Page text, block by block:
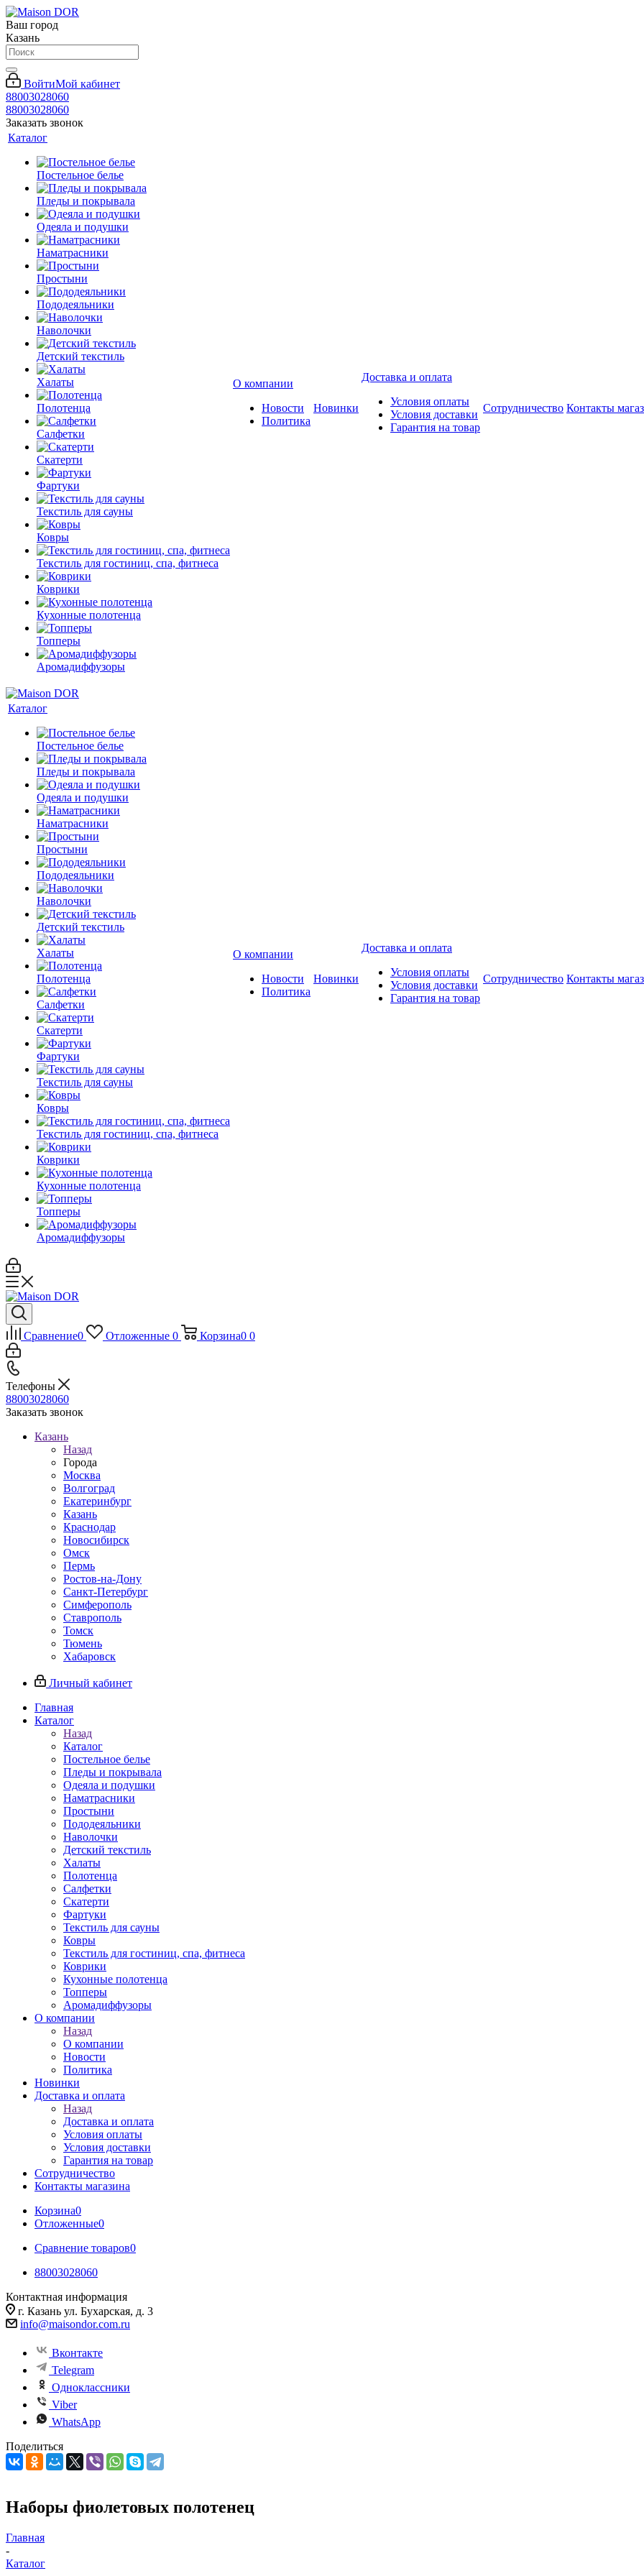
Ваш город
Казань
ВойтиМой кабинет
88003028060
88003028060
Заказать звонок
Каталог
Постельное белье
Пледы и покрывала
Одеяла и подушки
Наматрасники
Простыни
Пододеяльники
Наволочки
Детский текстиль
Халаты
Полотенца
Салфетки
Скатерти
Фартуки
Текстиль для сауны
Ковры
Текстиль для гостиниц, спа, фитнеса
Коврики
Кухонные полотенца
Топперы
Аромадиффузоры
О компании
Новости
Политика
Новинки
Доставка и оплата
Условия оплаты
Условия доставки
Гарантия на товар
Сотрудничество Контакты
Каталог
Постельное белье
Пледы и покрывала
Одеяла и подушки
Наматрасники
Простыни
Пододеяльники
Наволочки
Детский текстиль
Халаты
Полотенца
Салфетки
Скатерти
Фартуки
Текстиль для сауны
Ковры
Текстиль для гостиниц, спа, фитнеса
Коврики
Кухонные полотенца
Топперы
Аромадиффузоры
О компании
Новости
Политика
Новинки
Доставка и оплата
Условия оплаты
Условия доставки
Гарантия на товар
Сотрудничество Контакты
Сравнение0 Отложенные 0 Корзина0 0
Телефоны
88003028060
Заказать звонок
Казань
Назад
Города
Москва
Волгоград
Екатеринбург
Казань
Краснодар
Новосибирск
Омск
Пермь
Ростов-на-Дону
Санкт-Петербург
Симферополь
Ставрополь
Томск
Тюмень
Хабаровск
Личный кабинет
Главная
Каталог
Назад
Каталог
Постельное белье
Пледы и покрывала
Одеяла и подушки
Наматрасники
Простыни
Пододеяльники
Наволочки
Детский текстиль
Халаты
Полотенца
Салфетки
Скатерти
Фартуки
Текстиль для сауны
Ковры
Текстиль для гостиниц, спа, фитнеса
Коврики
Кухонные полотенца
Топперы
Аромадиффузоры
О компании
Назад
О компании
Новости
Политика
Новинки
Доставка и оплата
Назад
Доставка и оплата
Условия оплаты
Условия доставки
Гарантия на товар
Сотрудничество
Контакты магазина
Корзина0
Отложенные0
Сравнение товаров0
88003028060
Контактная информация
г. Казань ул. Бухарская, д. 3
info@maisondor.com.ru
Вконтакте
Telegram
Одноклассники
Viber
WhatsApp
Поделиться
Наборы фиолетовых полотенец
Главная
-
Каталог